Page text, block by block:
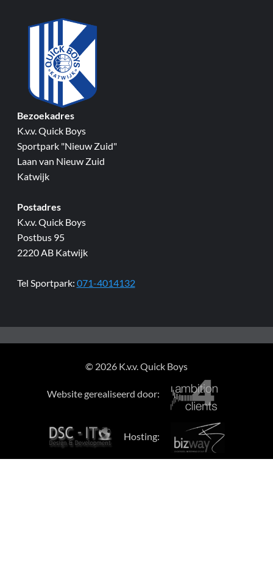
Bezoekadres
K.v.v. Quick Boys
Sportpark "Nieuw Zuid"
Laan van Nieuw Zuid
Katwijk
Postadres
K.v.v. Quick Boys
Postbus 95
2220 AB Katwijk
Tel Sportpark: 071-4014132
© 2026 K.v.v. Quick Boys
Website gerealiseerd door:
Hosting: